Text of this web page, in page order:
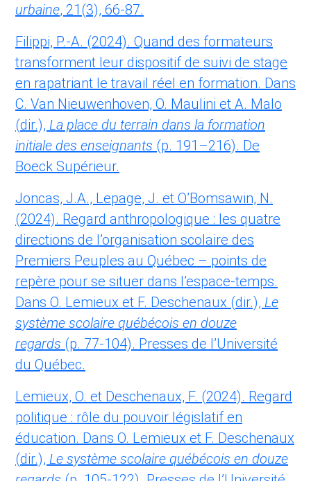
urbaine, 21(3), 66-87.
Filippi, P.-A. (2024). Quand des formateurs
transforment leur dispositif de suivi de stage
en rapatriant le travail réel en formation. Dans
C. Van Nieuwenhoven, O. Maulini et A. Malo
(dir.), La place du terrain dans la formation
initiale des enseignants (p. 191–216). De
Boeck Supérieur.
Joncas, J.A., Lepage, J. et O’Bomsawin, N.
(2024). Regard anthropologique : les quatre
directions de l’organisation scolaire des
Premiers Peuples au Québec – points de
repère pour se situer dans l’espace-temps.
Dans O. Lemieux et F. Deschenaux (dir.), Le
système scolaire québécois en douze
regards (p. 77-104). Presses de l’Université
du Québec.
Lemieux, O. et Deschenaux, F. (2024). Regard
politique : rôle du pouvoir législatif en
éducation. Dans O. Lemieux et F. Deschenaux
(dir.), Le système scolaire québécois en douze